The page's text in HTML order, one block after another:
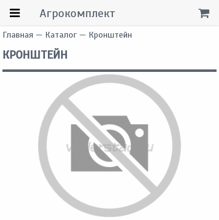
Главная — Каталог — Кронштейн
КРОНШТЕЙН
Агрокомплект